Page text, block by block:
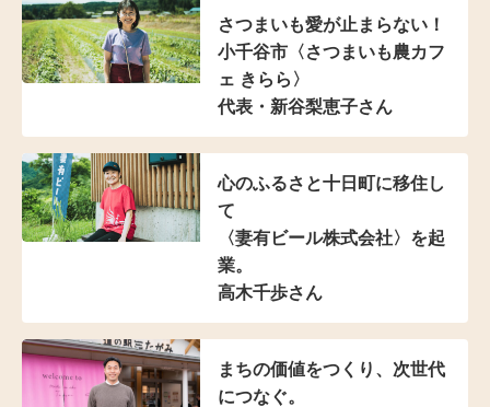
さつまいも愛が止まらない！
小千谷市 〈さつまいも農カフ
ェ きらら〉
代表・新谷梨恵子さん
心のふるさと十日町に移住し
て
〈妻有ビール株式会社〉を起
業。
高木千歩さん
まちの価値をつくり、次世代
につなぐ。